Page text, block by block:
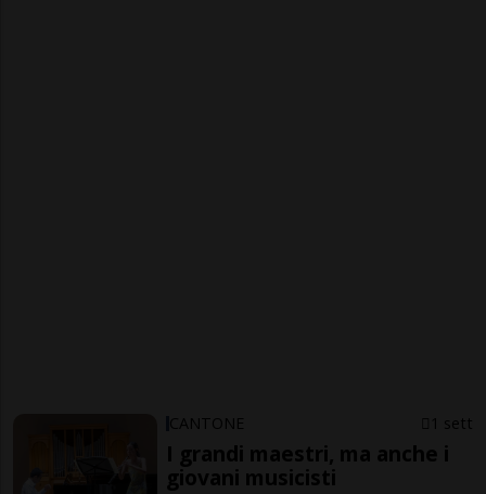
CANTONE 1 sett
I grandi maestri, ma anche i
giovani musicisti